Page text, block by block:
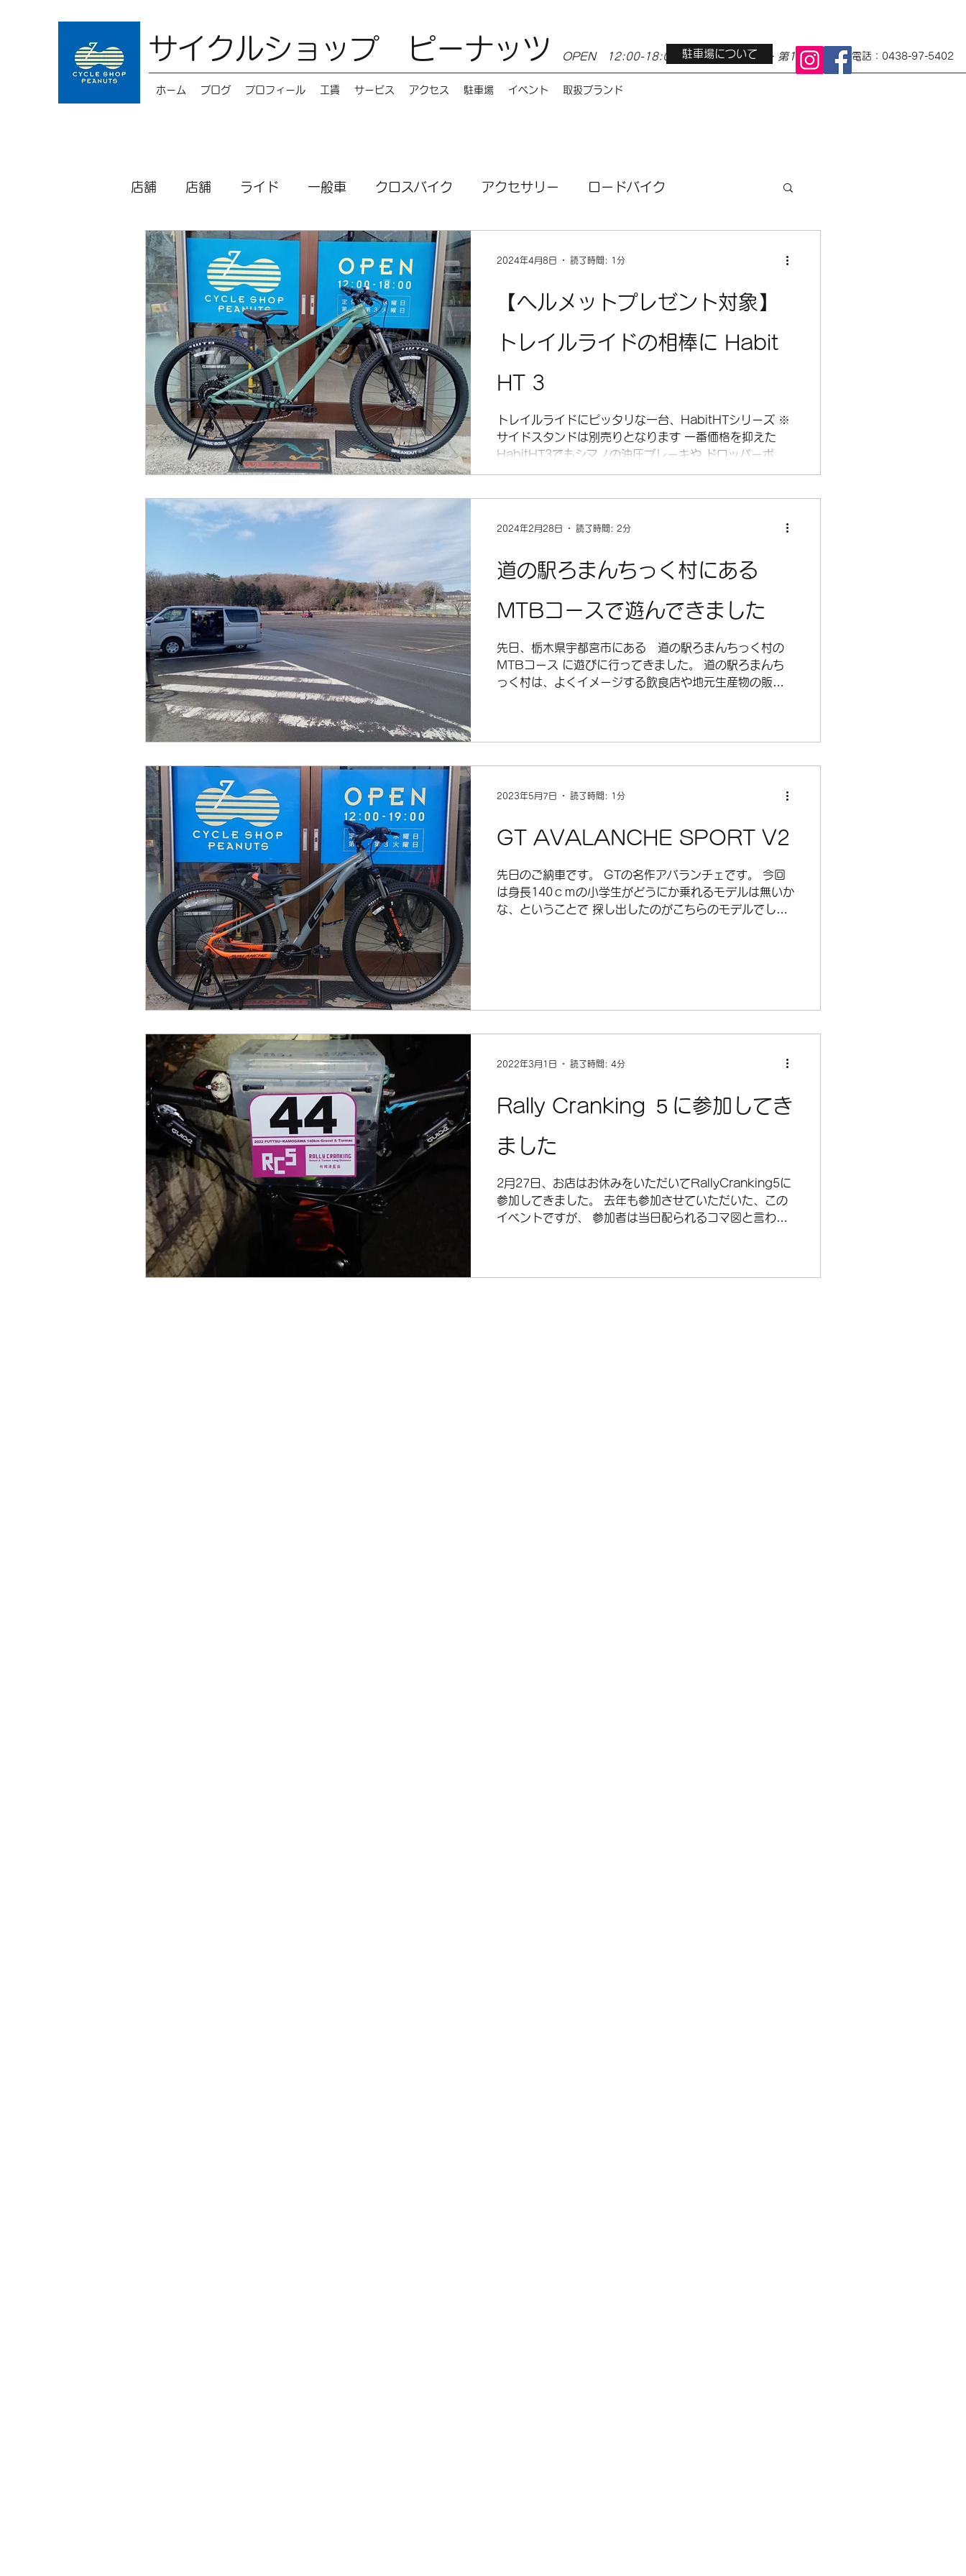
サイクルショップ ピーナッツ OPEN 12:00-18:00 定休日 水曜日・第1第3火曜日 電話：0438-97-5402
ホーム ブログ プロフィール 工賃 サービス アクセス 駐車場 イベント 取扱ブランド
駐車場について
店舗 店舗 ライド 一般車 クロスバイク アクセサリー ロードバイク
キッズバイク メンテナンス MTB 電動自転車
パーツ シクロクロス お店情報 Burley（バーレー） e-bike 小径車
オーダーフレーム 在庫 SALE シティバイク
ホイール 空気入れ アクセサリー グラベル
【ヘルメットプレゼント対象】
トレイルライドの相棒に Habit
HT 3
トレイルライドにピッタリな一台、HabitHTシリーズ ※
サイドスタンドは別売りとなります 一番価格を抑えた
HabitHT3でもシマノの油圧ブレーキや ドロッパーポス
2024年4月8日 読了時間: 1分
道の駅ろまんちっく村にある
MTBコースで遊んできました
先日、栃木県宇都宮市にある 道の駅ろまんちっく村の
MTBコース に遊びに行ってきました。 道の駅ろまんち
っく村は、よくイメージする飲食店や地元生産物の販売
2024年2月28日 読了時間: 2分
GT AVALANCHE SPORT V2
先日のご納車です。 GTの名作アバランチェです。 今回
は身長140ｃｍの小学生がどうにか乗れるモデルは無いか
な、ということで 探し出したのがこちらのモデルでし
2023年5月7日 読了時間: 1分
Rally Cranking ５に参加してき
ました
2月27日、お店はお休みをいただいてRallyCranking5に
参加してきました。 去年も参加させていただいた、この
イベントですが、 参加者は当日配られるコマ図と言われ
2022年3月1日 読了時間: 4分